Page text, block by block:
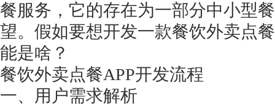
餐服务，它的存在为一部分中小型
望。假如要想开发一款餐饮外卖点
能是啥？
餐饮外卖点餐APP开发流程
一、用户需求解析